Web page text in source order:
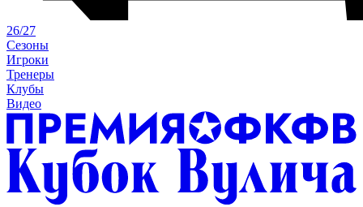
26/27
Сезоны
Игроки
Тренеры
Клубы
Видео